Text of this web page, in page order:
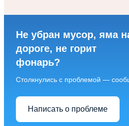
Не убран мусор, яма
дороге, не горит
фонарь?
Столкнулись с проблемой —
Написать о проблеме